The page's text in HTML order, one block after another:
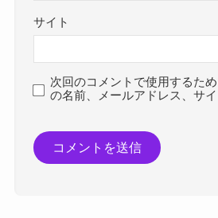
サイト
次回のコメントで使用するた
の名前、メールアドレス、サイ